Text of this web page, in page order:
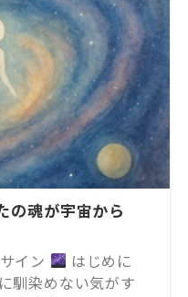
の魂が宇宙から
イン
はじめに
馴染めない気がす